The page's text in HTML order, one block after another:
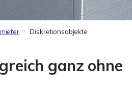
Diskretionsobjekte
ganz ohne